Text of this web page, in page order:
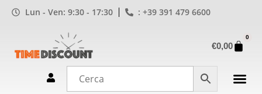
Lun - Ven: 9:30 - 17:30 : +39 391 479 6600
€0,00
0